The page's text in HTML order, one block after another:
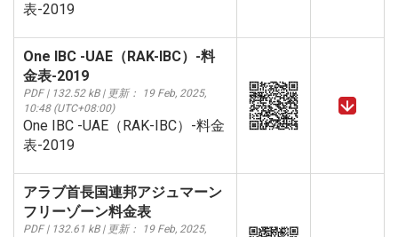
表-2019
One IBC -UAE（RAK-IBC）-料
金表-2019
PDF | 132.52 kB | 更新： 19 Feb, 2025,
10:48 (UTC+08:00)
One IBC -UAE（RAK-IBC）-料金
表-2019
アラブ首長国連邦アジュマーン
フリーゾーン料金表
PDF | 132.61 kB | 更新： 19 Feb, 2025,